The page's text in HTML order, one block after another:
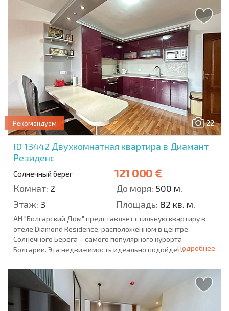
22
Рекомендуем
ID 13442 Двухкомнатная квартира в Диамант
Резиденс
Солнечный берег 121 000 €
Комнат: 2 До моря: 500 м.
Этаж: 3 Площадь: 82 кв. м.
АН "Болгарский Дом" представляет стильную квартиру в
отеле Diamond Residence, расположенном в центре
Солнечного Берега – самого популярного курорта
Болгарии. Эта недвижимость идеально подойдет...Подробнее